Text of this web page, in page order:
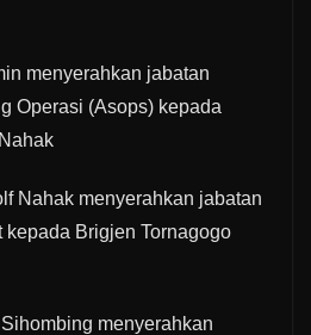
menyerahkan jabatan
Operasi (Asops) kepada
Nahak menyerahkan jabatan
kepada Brigjen Tornagogo
menyerahkan